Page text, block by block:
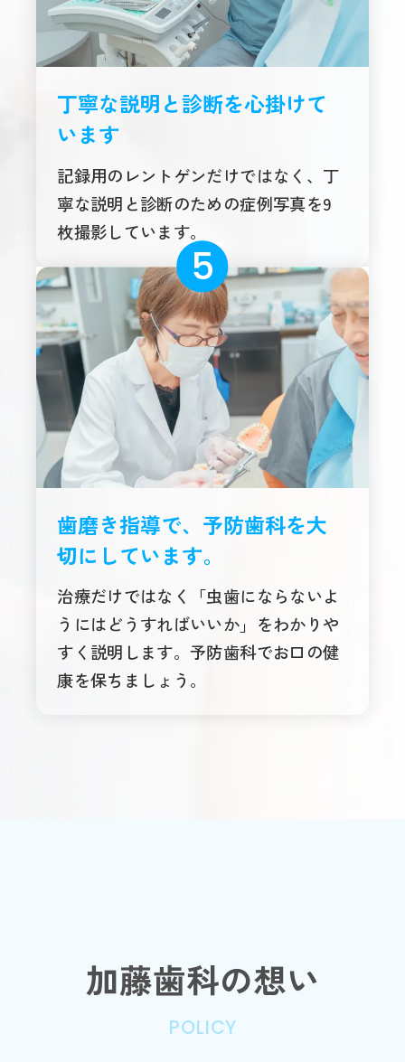
丁寧な説明と診断を心掛けて
います
記録用のレントゲンだけではなく、丁
寧な説明と診断のための症例写真を9
枚撮影しています。
歯磨き指導で、予防歯科を大
切にしています。
治療だけではなく「虫歯にならないよ
うにはどうすればいいか」をわかりや
すく説明します。予防歯科でお口の健
康を保ちましょう。
加藤歯科の想い
POLICY